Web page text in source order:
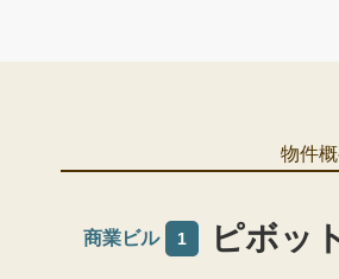
物件
商業ビル 1 ピボッ